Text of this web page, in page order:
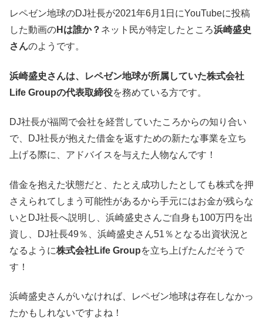
レペゼン地球のDJ社長が2021年6月1日にYouTubeに投稿
した動画のHは誰か？ ネット民が特定したところ浜崎盛史
さんのようです。
浜崎盛史さんは、レペゼン地球が所属していた株式会社
Life Groupの代表取締役を務めている方です。
DJ社長が福岡で会社を経営していたころからの知り合い
で、DJ社長が抱えた借金を返すための新たな事業を立ち
上げる際に、アドバイスを与えた人物なんです！
借金を抱えた状態だと、たとえ成功したとしても株式を押
さえられてしまう可能性があるから手元にはお金が残らな
いとDJ社長へ説明し、浜崎盛史さんご自身も100万円を出
資し、DJ社長49％、浜崎盛史さん51％となる出資状況と
なるように株式会社Life Groupを立ち上げたんだそうで
す！
浜崎盛史さんがいなければ、レペゼン地球は存在しなかっ
たかもしれないですよね！